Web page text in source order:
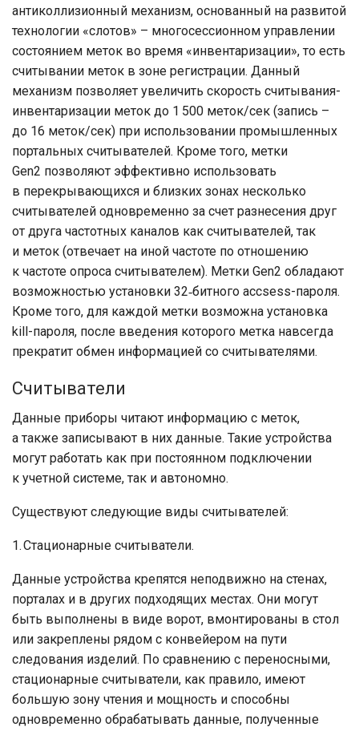
антиколлизионный механизм, основанный на развитой
технологии «слотов» – многосессионном управлении
состоянием меток во время «инвентаризации», то есть
считывании меток в зоне регистрации. Данный
механизм позволяет увеличить скорость считывания-
инвентаризации меток до 1 500 меток/сек (запись –
до 16 меток/сек) при использовании промышленных
портальных считывателей. Кроме того, метки
Gen2 позволяют эффективно использовать
в перекрывающихся и близких зонах несколько
считывателей одновременно за счет раз­несения друг
от друга частотных каналов как считывателей, так
и меток (отвечает на иной частоте по отношению
к частоте опроса считывателем). Метки Gen2 обладают
возможностью установки 32‑битного accsess-пароля.
Кроме того, для каждой метки возможна установка
kill-пароля, после введения которого метка навсегда
прекратит обмен информацией со считывателями.
Считыватели
Данные приборы читают информацию с меток,
а также записывают в них данные. Такие устройства
могут работать как при постоянном подключении
к учетной системе, так и автономно.
Существуют следующие виды считывателей:
1. Стационарные считыватели.
Данные устройства крепятся неподвижно на стенах,
порталах и в других подходящих местах. Они могут
быть выполнены в виде ворот, вмонтированы в стол
или закреплены рядом с конвейером на пути
следования изделий. По сравнению с переносными,
стационарные считыватели, как правило, имеют
большую зону чтения и мощность и способны
одновременно обрабатывать данные, полученные